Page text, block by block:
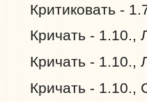
Критиковать -
Кричать - 1.10.,
Кричать - 1.10.,
Кричать - 1.10.,